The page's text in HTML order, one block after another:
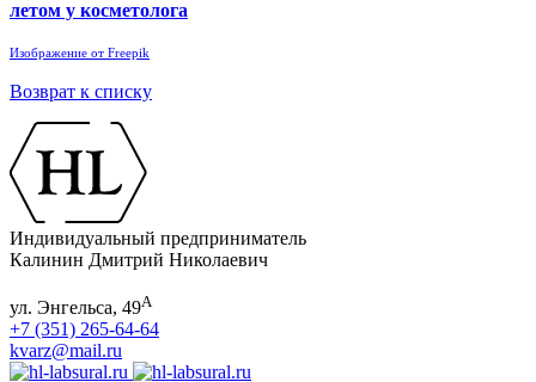
летом у косметолога
Изображение от Freepik
Возврат к списку
Индивидуальный предприниматель
Калинин Дмитрий Николаевич
ул. Энгельса, 49А
+7 (351) 265-64-64
kvarz@mail.ru